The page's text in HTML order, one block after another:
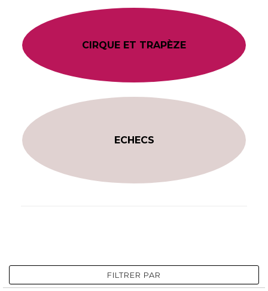
CIRQUE ET TRAPÈZE
ECHECS
FILTRER PAR